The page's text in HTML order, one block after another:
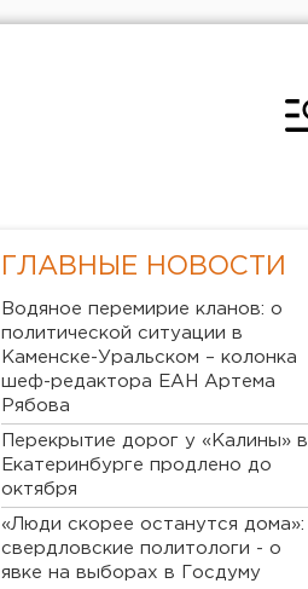
ГЛАВНЫЕ НОВОСТИ
Водяное перемирие кланов: о
политической ситуации в
Каменске-Уральском – колонка
шеф-редактора ЕАН Артема
Рябова
Перекрытие дорог у «Калины» в
Екатеринбурге продлено до
октября
«Люди скорее останутся дома»:
свердловские политологи - о
явке на выборах в Госдуму